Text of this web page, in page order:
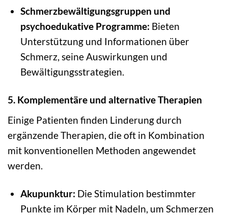
Schmerzbewältigungsgruppen und
psychoedukative Programme: Bieten
Unterstützung und Informationen über
Schmerz, seine Auswirkungen und
Bewältigungsstrategien.
5. Komplementäre und alternative Therapien
Einige Patienten finden Linderung durch
ergänzende Therapien, die oft in Kombination
mit konventionellen Methoden angewendet
werden.
Akupunktur: Die Stimulation bestimmter
Punkte im Körper mit Nadeln, um Schmerzen